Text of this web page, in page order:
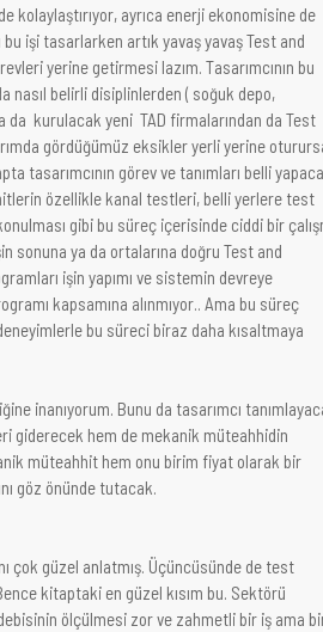
kolaylaştırıyor, ayrıca enerji ekonomisine de
işi tasarlarken artık yavaş yavaş Test and
yerine getirmesi lazım. Tasarımcının bu
nasıl belirli disiplinlerden ( soğuk depo,
da kurulacak yeni TAD firmalarından da Test
gördüğümüz eksikler yerli yerine
tasarımcının görev ve tanımları belli
özellikle kanal testleri, belli yerlere test
gibi bu süreç içerisinde ciddi bir
sonuna ya da ortalarına doğru Test and
işin yapımı ve sistemin devreye
kapsamına alınmıyor.. Ama bu süreç
bu süreci biraz daha kısaltmaya
inanıyorum. Bunu da tasarımcı
giderecek hem de mekanik müteahhidin
müteahhit hem onu birim fiyat olarak bir
göz önünde tutacak.
çok güzel anlatmış. Üçüncüsünde de test
kitaptaki en güzel kısım bu. Sektörü
ölçülmesi zor ve zahmetli bir iş ama